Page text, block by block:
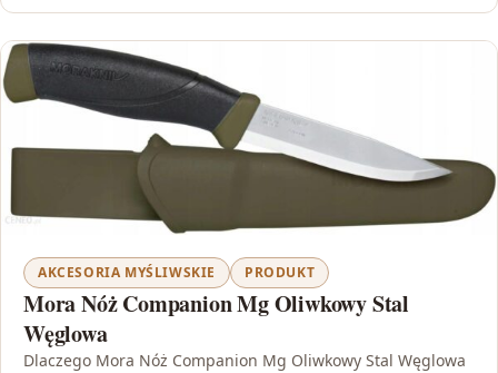
AKCESORIA MYŚLIWSKIE PRODUKT
Mora Nóż Companion Mg Oliwkowy Stal
Węglowa
Dlaczego Mora Nóż Companion Mg Oliwkowy Stal Węglowa